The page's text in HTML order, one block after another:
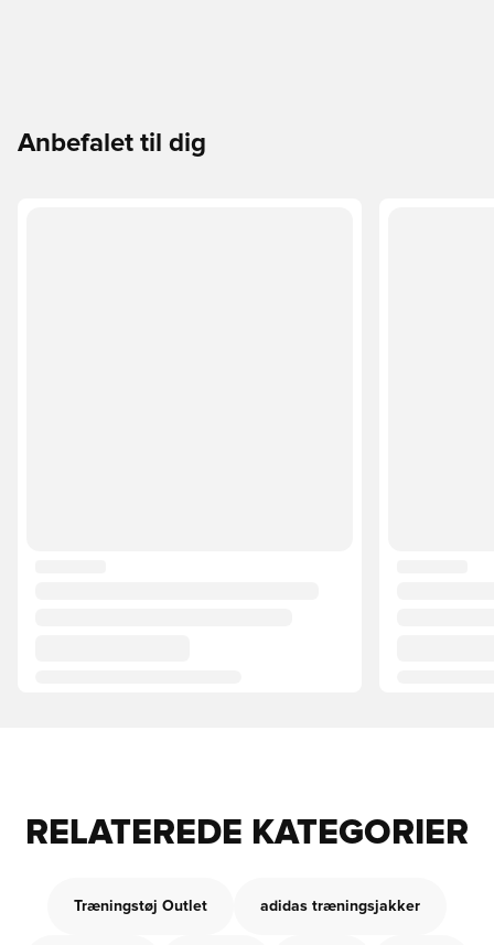
Anbefalet til dig
RELATEREDE KATEGORIER
Træningstøj Outlet adidas træningsjakker